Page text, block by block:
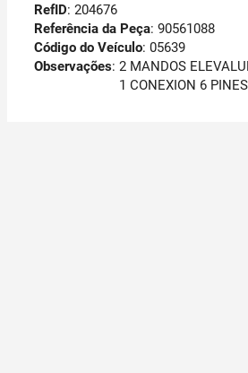
RefID: 204676
Referência da Peça: 90561088
Código do Veículo: 05639
Observações: 2 MANDOS
1 CONEXION 6 PINES